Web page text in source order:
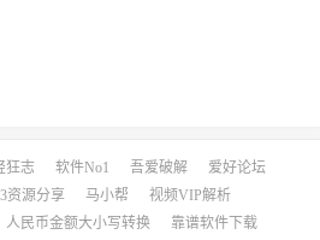
狂志 软件No1 吾爱破解
爱好论坛
资源分享 马小帮
视频VIP解析
人民币金额大小写转换
靠谱软件下载